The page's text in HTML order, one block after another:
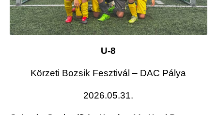
U-8
Körzeti Bozsik Fesztivál – DAC Pálya
2026.05.31.